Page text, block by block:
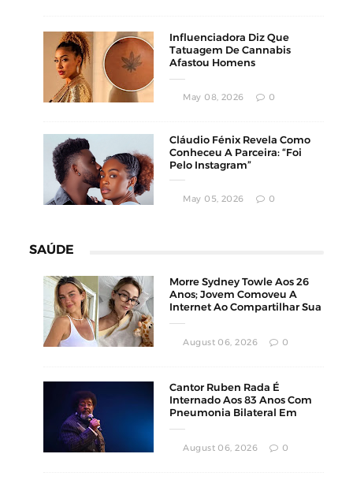
Influenciadora Diz Que
Tatuagem De Cannabis
Afastou Homens
May 08, 2026 0
Cláudio Fénix Revela Como
Conheceu A Parceira: “Foi
Pelo Instagram”
May 05, 2026 0
SAÚDE
Morre Sydney Towle Aos 26
Anos; Jovem Comoveu A
Internet Ao Compartilhar Sua
August 06, 2026 0
Cantor Ruben Rada É
Internado Aos 83 Anos Com
Pneumonia Bilateral Em
August 06, 2026 0